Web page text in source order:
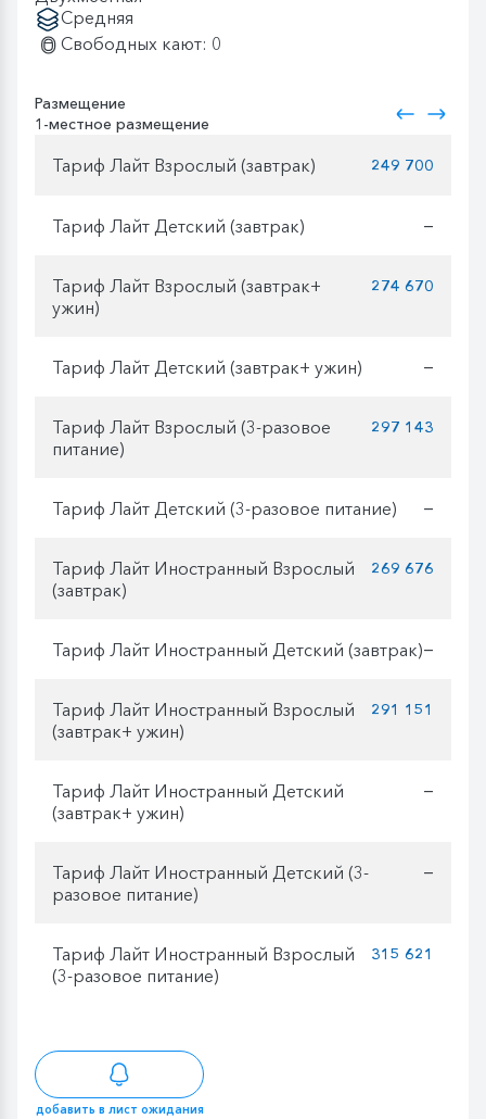
Средняя
Свободных кают: 0
Размещение
1-местное размещение
Тариф Лайт Взрослый (завтрак) 249 700
Тариф Лайт Детский (завтрак) —
Тариф Лайт Взрослый (завтрак+
ужин)
274 670
Тариф Лайт Детский (завтрак+ ужин) —
Тариф Лайт Взрослый (3-разовое
питание)
297 143
Тариф Лайт Детский (3-разовое питание) —
Тариф Лайт Иностранный Взрослый
(завтрак)
269 676
Тариф Лайт Иностранный Детский (завтрак)—
Тариф Лайт Иностранный Взрослый
(завтрак+ ужин)
291 151
Тариф Лайт Иностранный Детский
(завтрак+ ужин)
—
Тариф Лайт Иностранный Детский (3-
разовое питание)
—
Тариф Лайт Иностранный Взрослый
(3-разовое питание)
315 621
добавить в лист ожидания